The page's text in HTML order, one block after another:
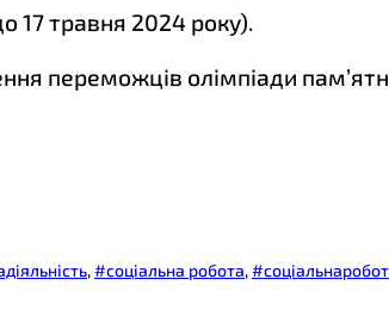
17 травня 2024 року).
переможців олімпіади
, #соціальна робота,